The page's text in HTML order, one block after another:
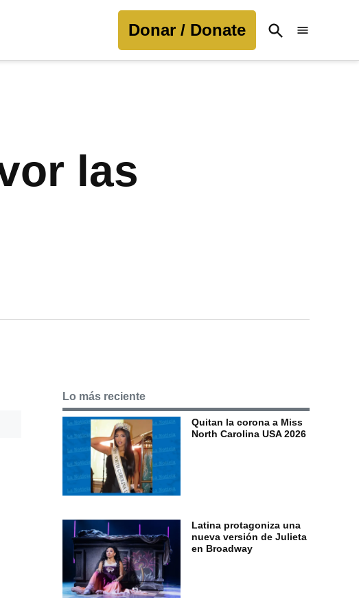
Donar / Donate
Open
Search
las
Lo más reciente
Quitan la corona a Miss
North Carolina USA 2026
Latina protagoniza una
nueva versión de Julieta
en Broadway